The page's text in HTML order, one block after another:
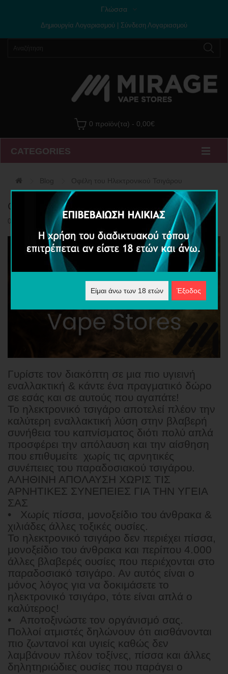
Γλώσσα
Δημιουργία Λογαριασμού Σύνδεση Λογαριασμού
0 προϊόν(τα) - 0,00€
CATEGORIES
Blog Οφέλη του Ηλεκτρονικού Τσιγάρου
Οφέλη του Ηλεκτρονικού Τσιγάρου
08/11/2016
Γυρίστε τον διακόπτη σε μια πιο υγιεινή
εναλλακτική & κάντε ένα πραγματικό δώρο
σε εσάς και σε αυτούς που αγαπάτε!
Το ηλεκτρονικό τσιγάρο αποτελεί πλέον την
καλύτερη εναλλακτική λύση στην βλαβερή
συνήθεια του καπνίσματος διότι πολύ απλά
προσφέρει την απόλαυση και την αίσθηση
που επιθυμείτε χωρίς τις αρνητικές
συνέπειες του παραδοσιακού τσιγάρου.
ΑΛΗΘΙΝΗ ΑΠΟΛΑΥΣΗ ΧΩΡΙΣ ΤΙΣ
ΑΡΝΗΤΙΚΕΣ ΣΥΝΕΠΕΙΕΣ ΓΙΑ ΤΗΝ ΥΓΕΙΑ
ΣΑΣ
• Xωρίς πίσσα, μονοξείδιο του άνθρακα &
χιλιάδες άλλες τοξικές ουσίες.
Το ηλεκτρονικό τσιγάρο δεν περιέχει πίσσα,
μονοξείδιο του άνθρακα και περίπου 4.000
άλλες βλαβερές ουσίες που περιέχονται στο
παραδοσιακό τσιγάρο. Αν αυτός είναι ο
μόνος λόγος για να δοκιμάσετε το
ηλεκτρονικό τσιγάρο, τότε είναι απλά ο
καλύτερος!
• Αποτοξινώστε τον οργάνισμό σας.
Πολλοί ατμιστές δηλώνουν ότι αισθάνονται
πιο ζωντανοί και υγιείς καθώς δεν
λαμβάνουν πλέον τοξίνες, πίσσα και άλλες
δηλητηριώδιες ουσίες που παράγει ο
Είμαι άνω των 18 ετών Έξοδος